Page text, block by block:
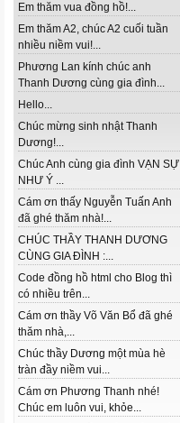
Em thăm vua đồng hồ!...
Em thăm A2, chúc A2 cuối tuần
nhiều niềm vui!...
Phương Lan kính chúc anh
Thanh Dương cùng gia đình...
Hello...
Chúc mừng sinh nhật Thanh
Dương!...
Chúc Anh cùng gia đình VẠN SỰ
NHƯ Ý ...
Cám ơn thấy Nguyễn Tuấn Anh
đã ghé thăm nhà!...
CHÚC THẦY THANH DƯƠNG
CÙNG GIA ĐÌNH :...
Code đồng hồ html cho Blog thì
có nhiều trên...
Cám ơn thầy Võ Văn Bổ đã ghé
thăm nhà,...
Chúc thầy Dương một mùa hè
tràn đầy niềm vui...
Cám ơn Phương Thanh nhé!
Chúc em luôn vui, khỏe...